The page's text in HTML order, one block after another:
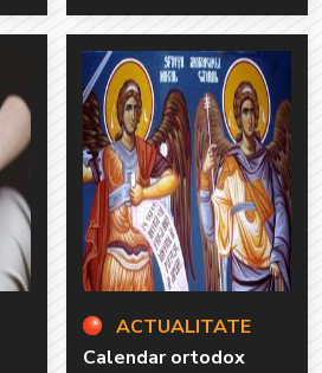
ACTUALITATE
Calendar ortodox